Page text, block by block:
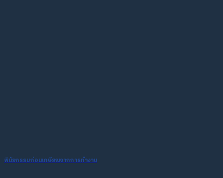
พินัยกรรมก่อนเกษียณจากการทำงาน